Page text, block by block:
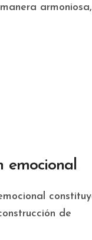
armoniosa,
emocional
de